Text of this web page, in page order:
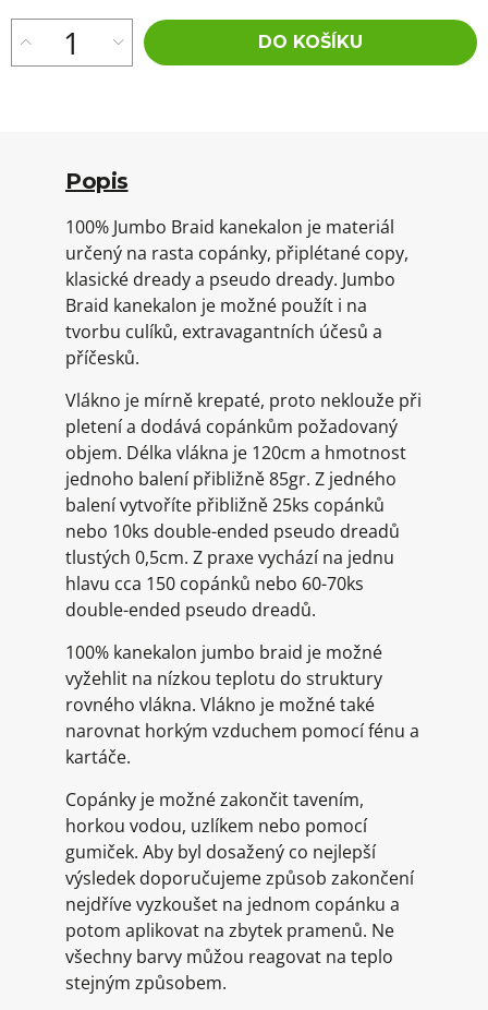
DO KOŠÍKU
Popis
100% Jumbo Braid kanekalon je materiál
určený na rasta copánky, připlétané copy,
klasické dready a pseudo dready. Jumbo
Braid kanekalon je možné použít i na
tvorbu culíků, extravagantních účesů a
příčesků.
Vlákno je mírně krepaté, proto neklouže při
pletení a dodává copánkům požadovaný
objem. Délka vlákna je 120cm a hmotnost
jednoho balení přibližně 85gr. Z jedného
balení vytvoříte přibližně 25ks copánků
nebo 10ks double-ended pseudo dreadů
tlustých 0,5cm. Z praxe vychází na jednu
hlavu cca 150 copánků nebo 60-70ks
double-ended pseudo dreadů.
100% kanekalon jumbo braid je možné
vyžehlit na nízkou teplotu do struktury
rovného vlákna. Vlákno je možné také
narovnat horkým vzduchem pomocí fénu a
kartáče.
Copánky je možné zakončit tavením,
horkou vodou, uzlíkem nebo pomocí
gumiček. Aby byl dosažený co nejlepší
výsledek doporučujeme způsob zakončení
nejdříve vyzkoušet na jednom copánku a
potom aplikovat na zbytek pramenů. Ne
všechny barvy můžou reagovat na teplo
stejným způsobem.